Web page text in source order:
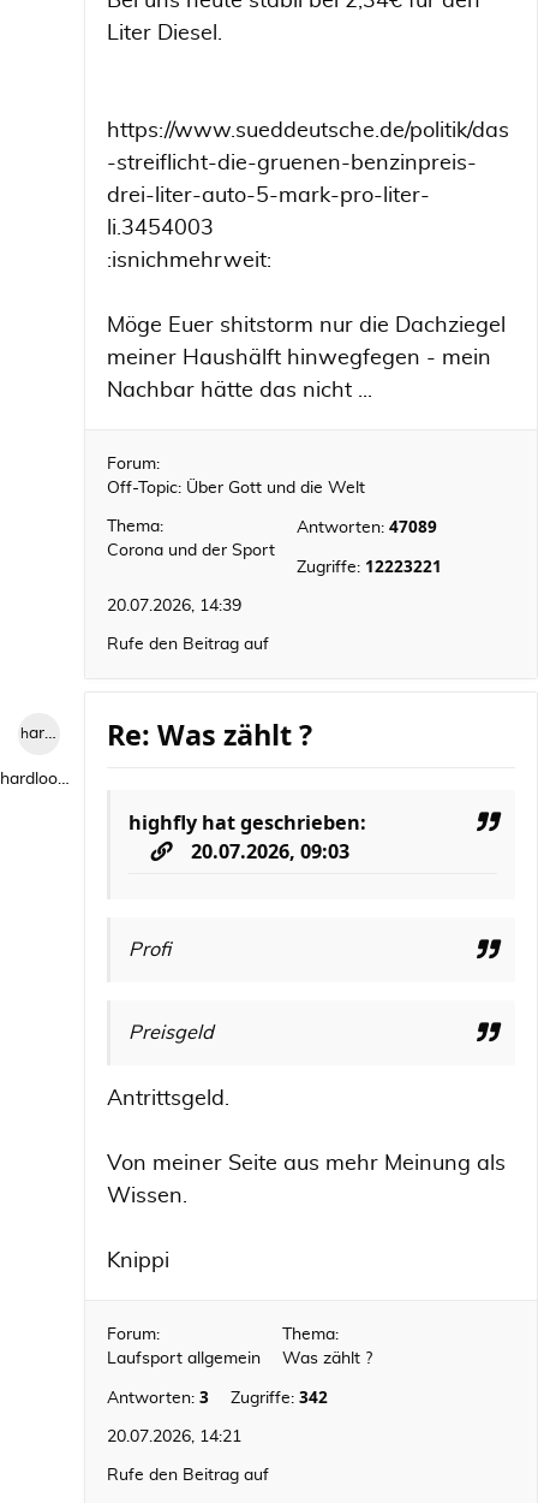
Liter Diesel.
https://www.sueddeutsche.de/politik/das
-streiflicht-die-gruenen-benzinpreis-
drei-liter-auto-5-mark-pro-liter-
li.3454003
:isnichmehrweit:
Möge Euer shitstorm nur die Dachziegel
meiner Haushälft hinwegfegen - mein
Nachbar hätte das nicht ...
Forum:
Off-Topic: Über Gott und die Welt
Thema:
Corona und der Sport
Antworten: 47089
Zugriffe: 12223221
20.07.2026, 14:39
Rufe den Beitrag auf
hardlooper
hardlooper
Re: Was zählt ?
highfly hat geschrieben:
20.07.2026, 09:03
Profi
Preisgeld
Antrittsgeld.
Von meiner Seite aus mehr Meinung als
Wissen.
Knippi
Forum:
Laufsport allgemein
Thema:
Was zählt ?
Antworten: 3 Zugriffe: 342
20.07.2026, 14:21
Rufe den Beitrag auf